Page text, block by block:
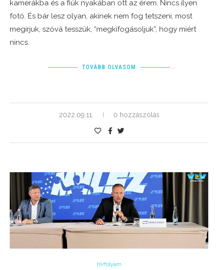
kamerákba és a fiúk nyakában ott az érem. Nincs ilyen
fotó. És bár lesz olyan, akinek nem fog tetszeni, most
megírjuk, szóvá tesszük, “megkifogásoljuk”, hogy miért
nincs.
TOVÁBB OLVASOM
2022.09.11. 0 hozzászólás
Hírfolyam